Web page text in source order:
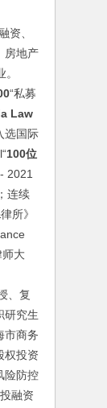
资、
房地产
“私募
Law
选国际
100位
2021
连续
所》
师大
、复
研究生
市商务
权投资
险防控
融资